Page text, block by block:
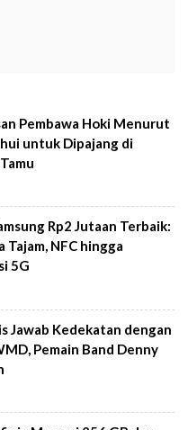
Pembawa Hoki Menurut
untuk Dipajang di
Rp2 Jutaan Terbaik:
Tajam, NFC hingga
5G
Jawab Kedekatan dengan
Pemain Band Denny